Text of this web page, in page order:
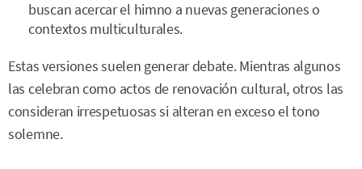
buscan acercar el himno a nuevas generaciones o
contextos multiculturales.
Estas versiones suelen generar debate. Mientras algunos
las celebran como actos de renovación cultural, otros las
consideran irrespetuosas si alteran en exceso el tono
solemne.